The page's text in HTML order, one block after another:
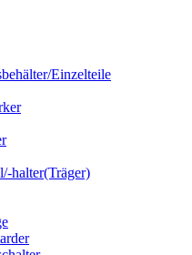
Einzelteile
halter(Träger)